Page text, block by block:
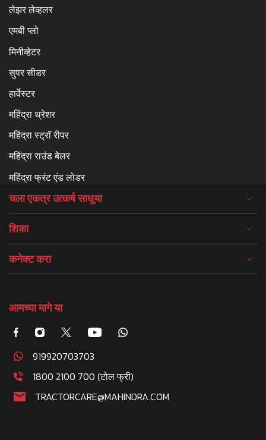
लेझर लेव्हलर
एमबी प्लो
मिनीव्हेटर
सुपर सीडर
हार्वेस्टर
महिंद्रा थ्रेशर
महिंद्रा स्ट्रॉ रीपर
महिंद्रा राउंड बेलर
महिंद्रा फ्रंट एंड लोडर
चला एकत्र उत्कर्ष साधूया
शिका
कनेक्ट करा
आमच्या मागे या
919920703703
1800 2100 700 (टोल फ्री)
TRACTORCARE@MAHINDRA.COM